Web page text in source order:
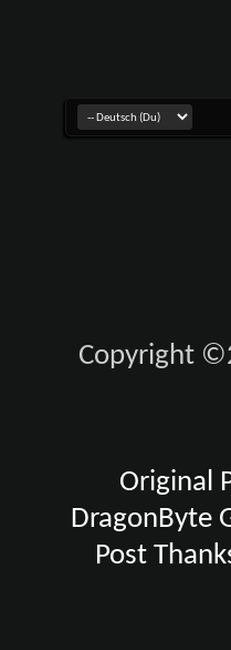
Copyright
Original
DragonByte
Post